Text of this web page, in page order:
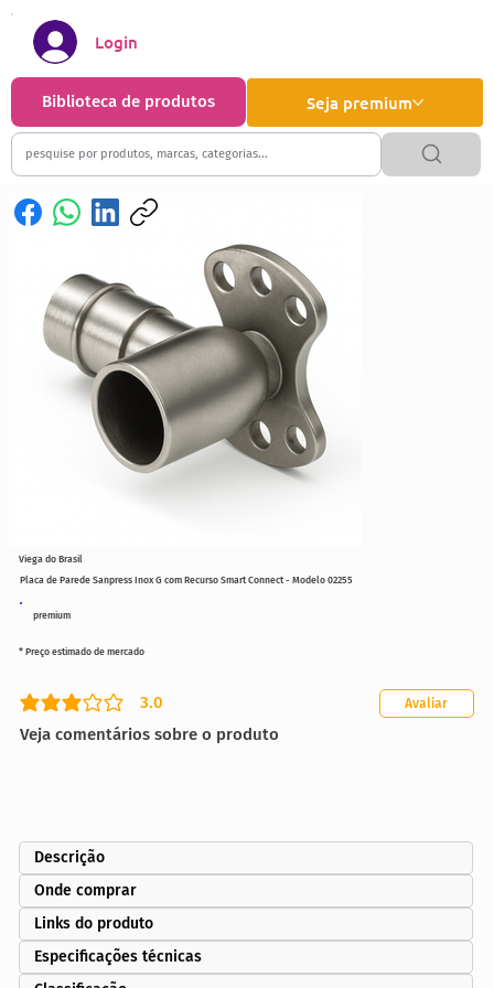
Seja premium
Biblioteca de produtos
Login
premium
Placa de Parede Sanpress Inox G com Recurso Smart Connect - Modelo 02255
3.0
classificação média é 3 de 5
Veja comentários sobre o produto
Avaliar
* Preço estimado de mercado
Viega do Brasil
Descrição
Onde comprar
Links do produto
Especificações técnicas